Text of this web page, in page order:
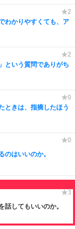
わかりやすくても、ア
という質問でありがち
ときは、指摘したほう
のはいいのか。
話してもいいのか。